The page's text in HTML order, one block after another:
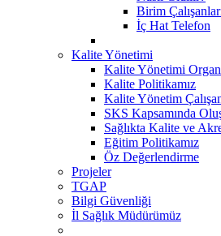
Birim
İç Hat Telefon
Kalite Yönetimi
Kalite Yönetimi
Kalite Politikamız
Kalite Yönetim
SKS Kapsamında
Sağlıkta Kalite ve
Eğitim Politikamız
Öz Değerlendirme
Projeler
TGAP
Bilgi Güvenliği
İl Sağlık Müdürümüz